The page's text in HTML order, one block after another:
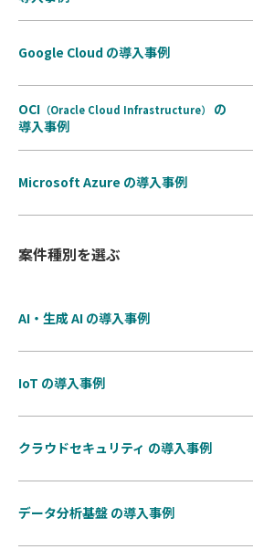
Google Cloud の導入事例
OCI （Oracle Cloud Infrastructure）
の
導入事例
Microsoft Azure の導入事例
案件種別を選ぶ
AI・生成 AI の導入事例
IoT の導入事例
クラウドセキュリティ の導入事例
データ分析基盤 の導入事例